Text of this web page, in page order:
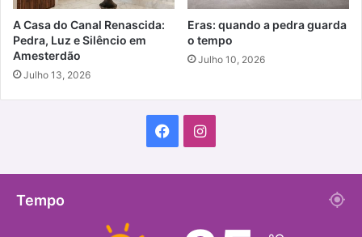
A Casa do Canal Renascida:
Pedra, Luz e Silêncio em
Amesterdão
Julho 13, 2026
Eras: quando a pedra guarda
o tempo
Julho 10, 2026
FacebookInstagram
Tempo